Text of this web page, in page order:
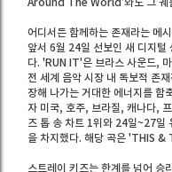
Around The World’와도 그 궤
어디서든 함께하는 존재라는 메
앞서 6월 24일 선보인 새 디지
다. 'RUN IT'은 브라스 사운드,
전 세계 음악 시장 내 독보적 존
장해 나가는 거대한 에너지를 함
자 미국, 호주, 브라질, 캐나다,
즈 톱 송 차트 1위와 24일~27일
을 차지했다. 해당 곡은 'THIS &
스트레이 키즈는 한계를 넘어 승